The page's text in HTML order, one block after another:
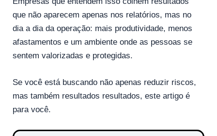
que não aparecem apenas nos relatórios, mas no
dia a dia da operação: mais produtividade, menos
afastamentos e um ambiente onde as pessoas se
sentem valorizadas e protegidas.
Se você está buscando não apenas reduzir riscos,
mas também resultados resultados, este artigo é
para você.